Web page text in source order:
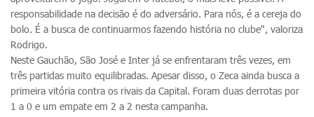
responsabilidade na decisão é do adversário. Para nós, é a cereja do
bolo. É a busca de continuarmos fazendo história no clube", valoriza
Rodrigo.
Neste Gauchão, São José e Inter já se enfrentaram três vezes, em
três partidas muito equilibradas. Apesar disso, o Zeca ainda busca a
primeira vitória contra os rivais da Capital. Foram duas derrotas por
1 a 0 e um empate em 2 a 2 nesta campanha.